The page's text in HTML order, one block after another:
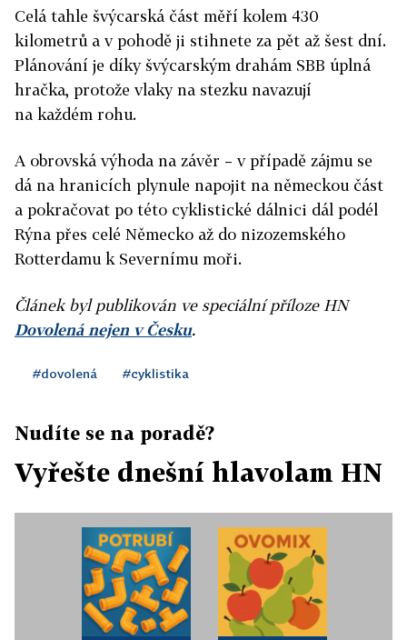
​Celá tahle švýcarská část měří kolem 430
kilometrů a v pohodě ji stihnete za pět až šest dní.
Plánování je díky švýcarským drahám SBB úplná
hračka, protože vlaky na stezku navazují
na každém rohu.
A obrovská výhoda na závěr – v případě zájmu se
dá na hranicích plynule napojit na německou část
a pokračovat po této cyklistické dálnici dál podél
Rýna přes celé Německo až do nizozemského
Rotterdamu k Severnímu moři.
Článek byl publikován ve speciální příloze HN
Dovolená nejen v Česku.
#dovolená #cyklistika
Nudíte se na poradě?
Vyřešte dnešní hlavolam HN